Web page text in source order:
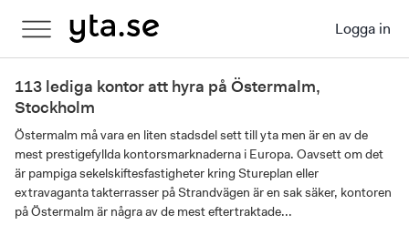
Logga in
113 lediga kontor att hyra på Östermalm,
Stockholm
Östermalm må vara en liten stadsdel sett till yta men är en av de
mest prestigefyllda kontorsmarknaderna i Europa. Oavsett om det
är pampiga sekelskiftesfastigheter kring Stureplan eller
extravaganta takterrasser på Strandvägen är en sak säker, kontoren
på Östermalm är några av de mest eftertraktade...